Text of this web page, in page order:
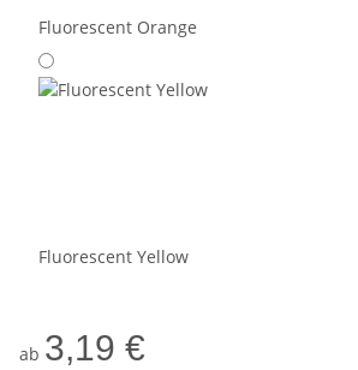
Fluorescent Orange
Fluorescent Yellow
ab 3,19 €